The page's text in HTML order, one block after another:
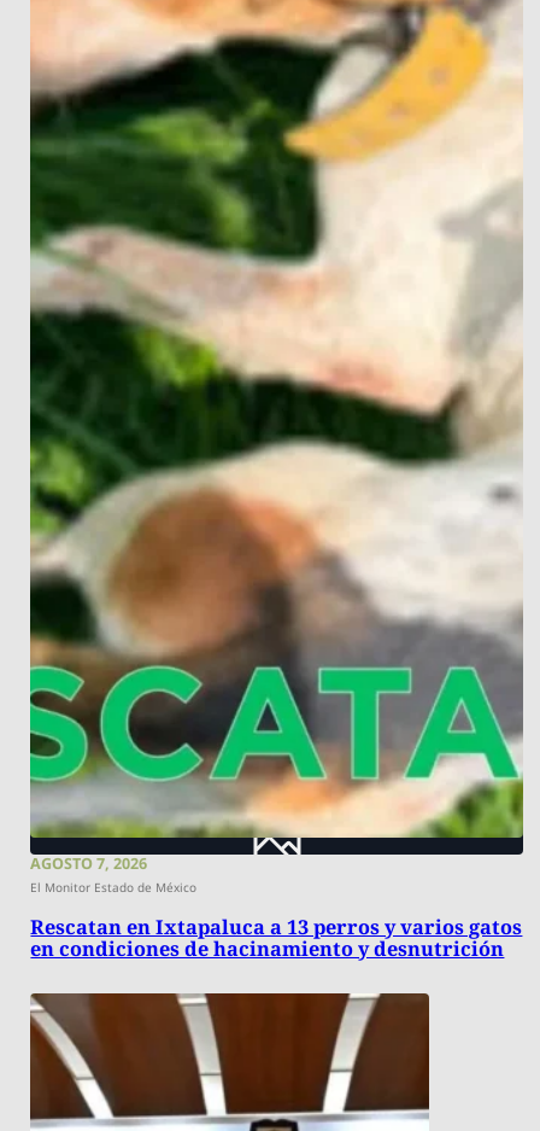
AGOSTO 7, 2026
El Monitor Estado de México
Rescatan en Ixtapaluca a 13 perros y varios gatos
en condiciones de hacinamiento y desnutrición